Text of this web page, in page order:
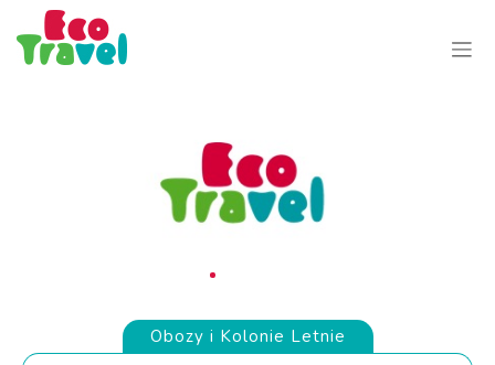
Obozy i Kolonie Letnie